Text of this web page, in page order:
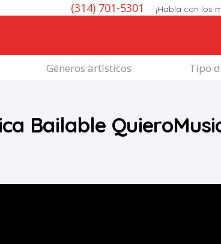
(314) 701-5301 ¡Habla con los
Géneros artísticos Tipo
Bailable